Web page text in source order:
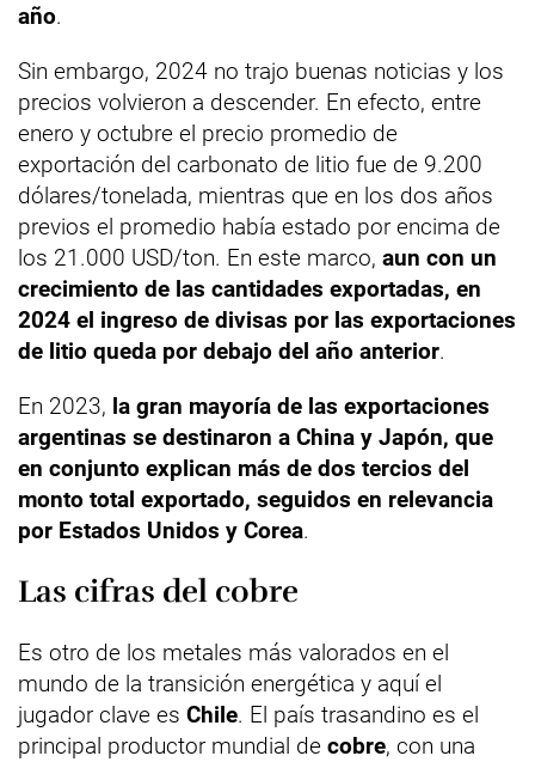
año.
Sin embargo, 2024 no trajo buenas noticias y los
precios volvieron a descender. En efecto, entre
enero y octubre el precio promedio de
exportación del carbonato de litio fue de 9.200
dólares/tonelada, mientras que en los dos años
previos el promedio había estado por encima de
los 21.000 USD/ton. En este marco, aun con un
crecimiento de las cantidades exportadas, en
2024 el ingreso de divisas por las exportaciones
de litio queda por debajo del año anterior.
En 2023, la gran mayoría de las exportaciones
argentinas se destinaron a China y Japón, que
en conjunto explican más de dos tercios del
monto total exportado, seguidos en relevancia
por Estados Unidos y Corea.
Las cifras del cobre
Es otro de los metales más valorados en el
mundo de la transición energética y aquí el
jugador clave es Chile. El país trasandino es el
principal productor mundial de cobre, con una